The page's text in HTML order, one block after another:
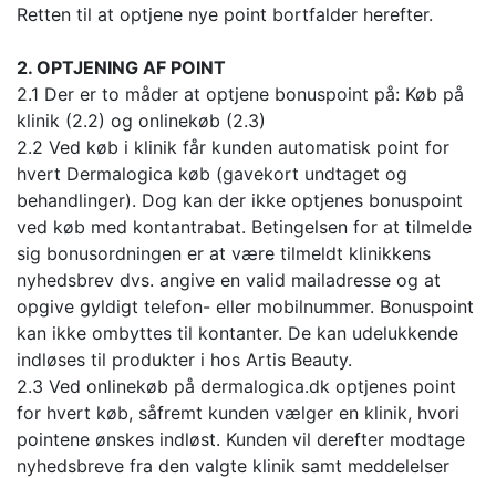
Retten til at optjene nye point bortfalder herefter.
2. OPTJENING AF POINT
2.1 Der er to måder at optjene bonuspoint på: Køb på
klinik (2.2) og onlinekøb (2.3)
2.2 Ved køb i klinik får kunden automatisk point for
hvert Dermalogica køb (gavekort undtaget og
behandlinger). Dog kan der ikke optjenes bonuspoint
ved køb med kontantrabat. Betingelsen for at tilmelde
sig bonusordningen er at være tilmeldt klinikkens
nyhedsbrev dvs. angive en valid mailadresse og at
opgive gyldigt telefon- eller mobilnummer. Bonuspoint
kan ikke ombyttes til kontanter. De kan udelukkende
indløses til produkter i hos Artis Beauty.
2.3 Ved onlinekøb på dermalogica.dk optjenes point
for hvert køb, såfremt kunden vælger en klinik, hvori
pointene ønskes indløst. Kunden vil derefter modtage
nyhedsbreve fra den valgte klinik samt meddelelser